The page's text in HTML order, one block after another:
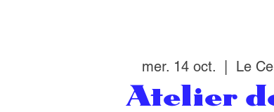
mer. 14 oct. Le
Atelier